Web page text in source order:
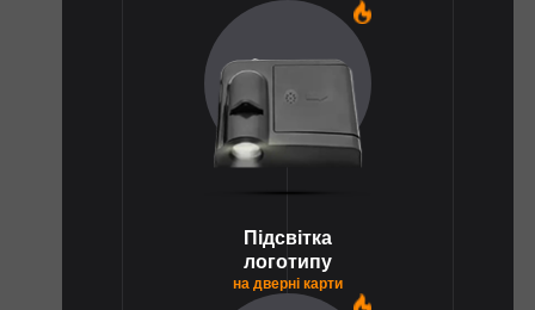
Підсвітка
логотипу
на дверні карти